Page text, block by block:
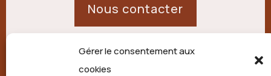
Gérer le consentement aux
cookies
Nous contacter
21 route de Palisse,